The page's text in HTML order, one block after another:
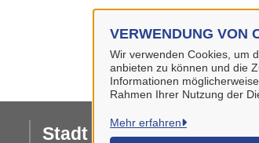
VERWENDUNG VON
Wir verwenden Cookies, um
anbieten zu können und die
Informationen
Rahmen Ihrer Nutzung der
Mehr erfahren
Stadt Wolfenbüttel